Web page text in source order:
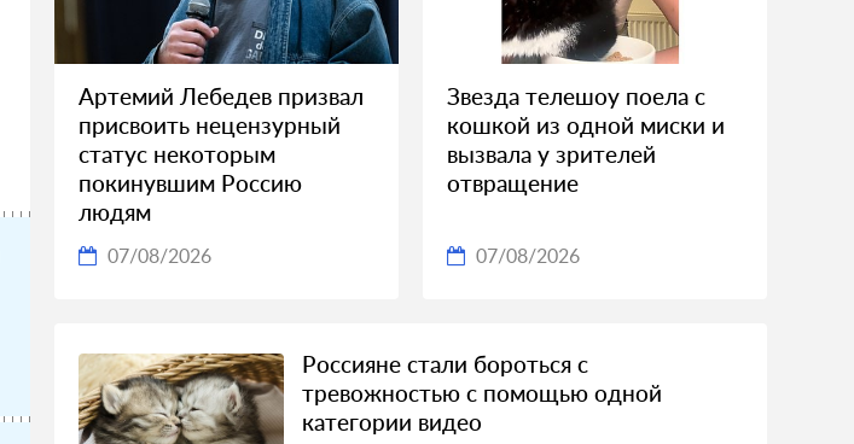
Артемий Лебедев призвал
присвоить нецензурный
статус некоторым
покинувшим Россию
людям
07/08/2026
Звезда телешоу поела с
кошкой из одной миски и
вызвала у зрителей
отвращение
07/08/2026
Россияне стали бороться с
тревожностью с помощью одной
категории видео